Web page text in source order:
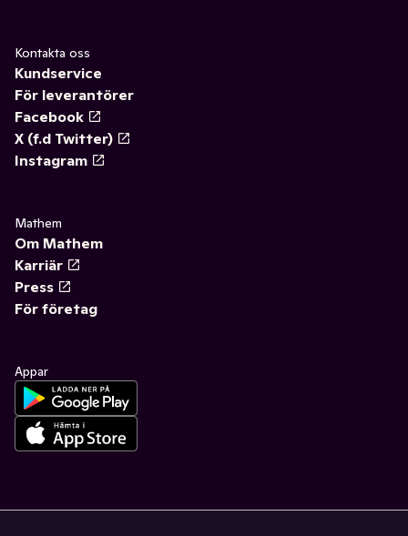
Kontakta oss
Kundservice
För leverantörer
Facebook
X (f.d Twitter)
Instagram
Mathem
Om Mathem
Karriär
Press
För företag
Appar